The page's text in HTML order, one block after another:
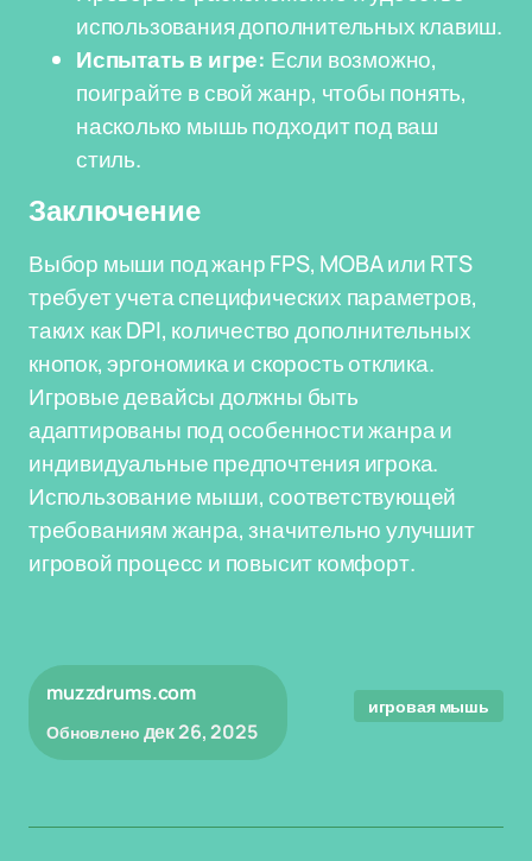
использования дополнительных клавиш.
Испытать в игре: Если возможно,
поиграйте в свой жанр, чтобы понять,
насколько мышь подходит под ваш
стиль.
Заключение
Выбор мыши под жанр FPS, MOBA или RTS
требует учета специфических параметров,
таких как DPI, количество дополнительных
кнопок, эргономика и скорость отклика.
Игровые девайсы должны быть
адаптированы под особенности жанра и
индивидуальные предпочтения игрока.
Использование мыши, соответствующей
требованиям жанра, значительно улучшит
игровой процесс и повысит комфорт.
muzzdrums.com
Обновлено дек 26, 2025
игровая мышь